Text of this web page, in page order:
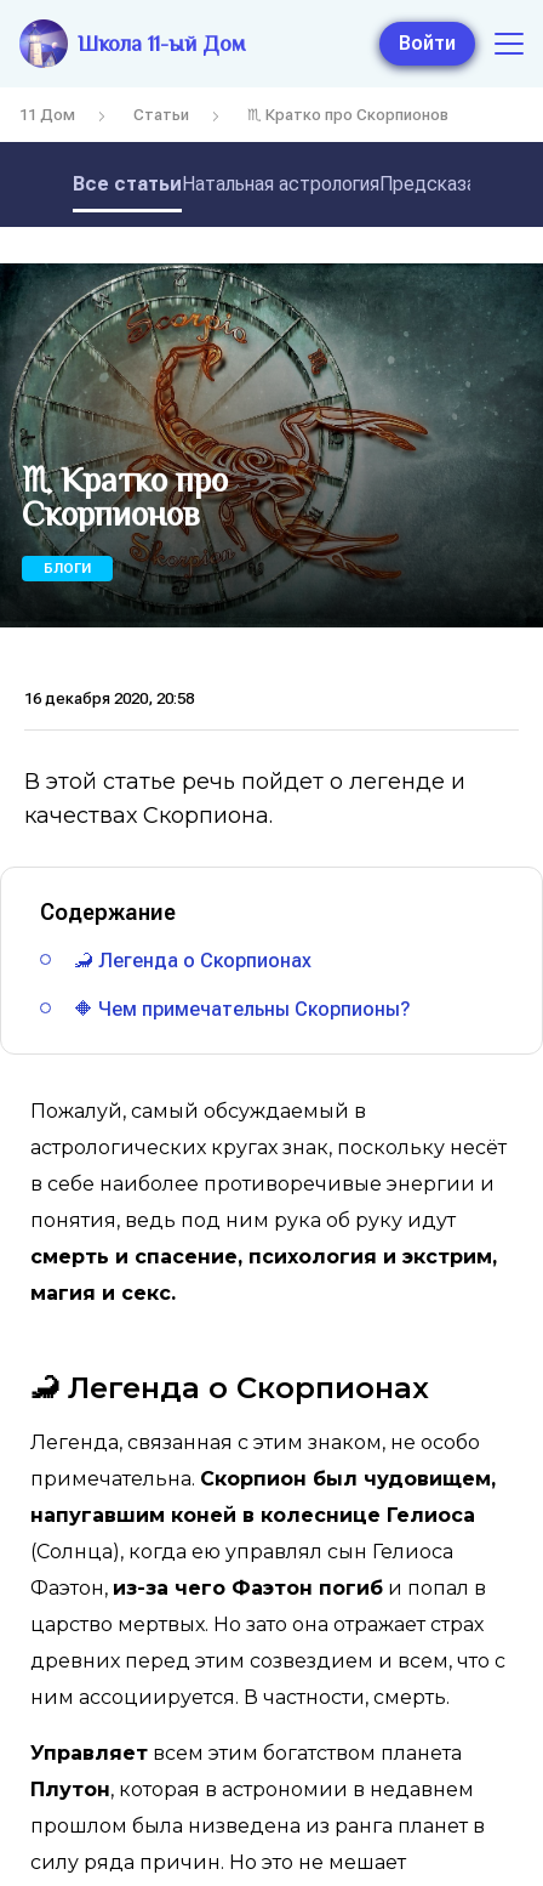
Школа 11-ый Дом Войти
11 Дом Статьи ♏ Кратко про Скорпионов
Все статьиНатальная астрология
♏ Кратко про
Скорпионов
БЛОГИ
16 декабря 2020, 20:58
В этой статье речь пойдет о легенде и
качествах Скорпиона.
Содержание
🦂 Легенда о Скорпионах
🔶 Чем примечательны Скорпионы?
Пожалуй, самый обсуждаемый в
астрологических кругах знак, поскольку несёт
в себе наиболее противоречивые энергии и
понятия, ведь под ним рука об руку идут
смерть и спасение, психология и экстрим,
магия и секс.
🦂 Легенда о Скорпионах
Легенда, связанная с этим знаком, не особо
примечательна. Скорпион был чудовищем,
напугавшим коней в колеснице Гелиоса
(Солнца), когда ею управлял сын Гелиоса
Фаэтон, из-за чего Фаэтон погиб и попал в
царство мертвых. Но зато она отражает страх
древних перед этим созвездием и всем, что с
ним ассоциируется. В частности, смерть.
Управляет всем этим богатством планета
Плутон, которая в астрономии в недавнем
прошлом была низведена из ранга планет в
силу ряда причин. Но это не мешает